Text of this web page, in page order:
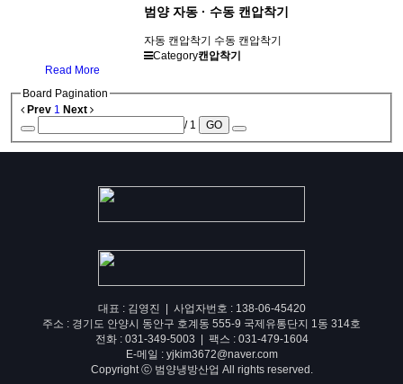
범양 자동 · 수동 캔압착기
자동 캔압착기 수동 캔압착기
Category캔압착기
Read More
Board Pagination
Prev 1 Next
/ 1
GO
대표 : 김영진 | 사업자번호 : 138-06-45420
주소 : 경기도 안양시 동안구 호계동 555-9 국제유통단지 1동 314호
전화 : 031-349-5003 | 팩스 : 031-479-1604
E-메일 : yjkim3672@naver.com
Copyright ⓒ 범양냉방산업 All rights reserved.